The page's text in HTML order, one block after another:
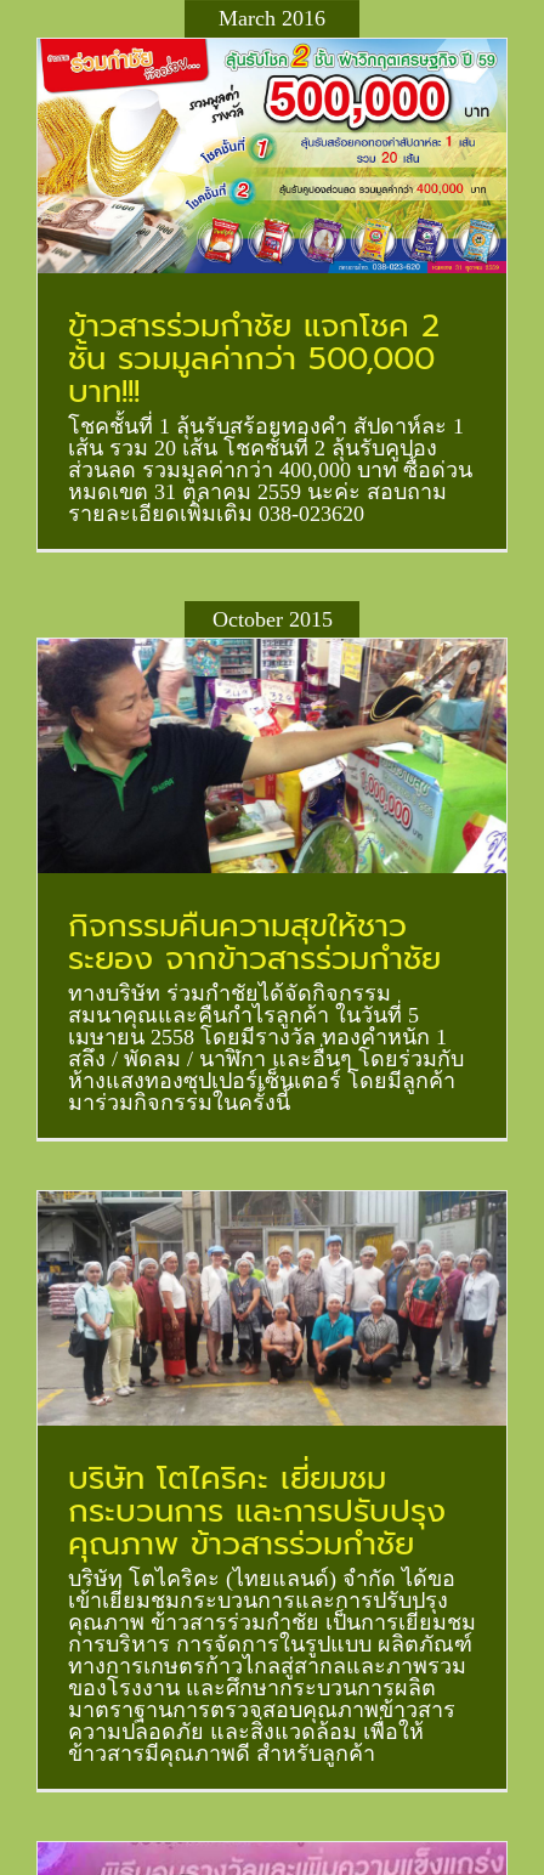
March 2016
ข้าวสารร่วมกำชัย แจกโชค 2
ชั้น รวมมูลค่ากว่า 500,000
บาท!!!
โชคชั้นที่ 1 ลุ้นรับสร้อยทองคำ สัปดาห์ละ 1
เส้น รวม 20 เส้น โชคชั้นที่ 2 ลุ้นรับคูปอง
ส่วนลด รวมมูลค่ากว่า 400,000 บาท ซื้อด่วน
หมดเขต 31 ตุลาคม 2559 นะค่ะ สอบถาม
รายละเอียดเพิ่มเติม 038-023620
October 2015
กิจกรรมคืนความสุขให้ชาว
ระยอง จากข้าวสารร่วมกำชัย
ทางบริษัท ร่วมกำชัยได้จัดกิจกรรม
สมนาคุณและคืนกำไรลูกค้า ในวันที่ 5
เมษายน 2558 โดยมีรางวัล ทองคำหนัก 1
สลึง / พัดลม / นาฬิกา และอื่นๆ โดยร่วมกับ
ห้างแสงทองซุปเปอร์เซ็นเตอร์ โดยมีลูกค้า
มาร่วมกิจกรรมในครั้งนี้
บริษัท โตไคริคะ เยี่ยมชม
กระบวนการ และการปรับปรุง
คุณภาพ ข้าวสารร่วมกำชัย
บริษัท โตไคริคะ (ไทยแลนด์) จำกัด ได้ขอ
เข้าเยี่ยมชมกระบวนการและการปรับปรุง
คุณภาพ ข้าวสารร่วมกำชัย เป็นการเยี่ยมชม
การบริหาร การจัดการในรูปแบบ ผลิตภัณฑ์
ทางการเกษตรก้าวไกลสู่สากลและภาพรวม
ของโรงงาน และศึกษากระบวนการผลิต
มาตราฐานการตรวจสอบคุณภาพข้าวสาร
ความปลอดภัย และสิ่งแวดล้อม เพื่อให้
ข้าวสารมีคุณภาพดี สำหรับลูกค้า